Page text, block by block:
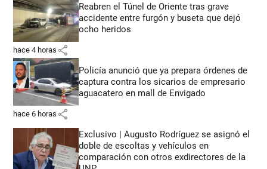
Reabren el Túnel de Oriente tras grave
accidente entre furgón y buseta que dejó
ocho heridos
hace 4 horas share
Policía anunció que ya prepara órdenes de
captura contra los sicarios de empresario
aguacatero en mall de Envigado
hace 6 horas share
Exclusivo | Augusto Rodríguez se asignó el
doble de escoltas y vehículos en
comparación con otros exdirectores de la